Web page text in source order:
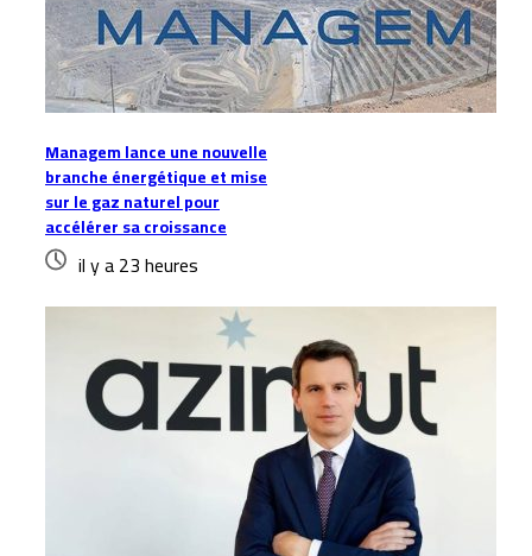
Managem lance une nouvelle
branche énergétique et mise
sur le gaz naturel pour
accélérer sa croissance
il y a 23 heures